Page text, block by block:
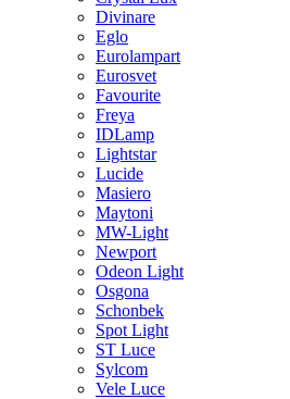
Divinare
Eglo
Eurolampart
Eurosvet
Favourite
Freya
IDLamp
Lightstar
Lucide
Masiero
Maytoni
MW-Light
Newport
Odeon Light
Osgona
Schonbek
Spot Light
ST Luce
Sylcom
Vele Luce